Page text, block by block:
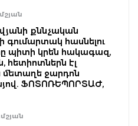
քննչական
գումարտակ հասնելու
պիտի կրեն հակագազ,
հետիոտներն էլ
մետաղե ջարդոն
ՖՈՏՈՌԵՊՈՐՏԱԺ,